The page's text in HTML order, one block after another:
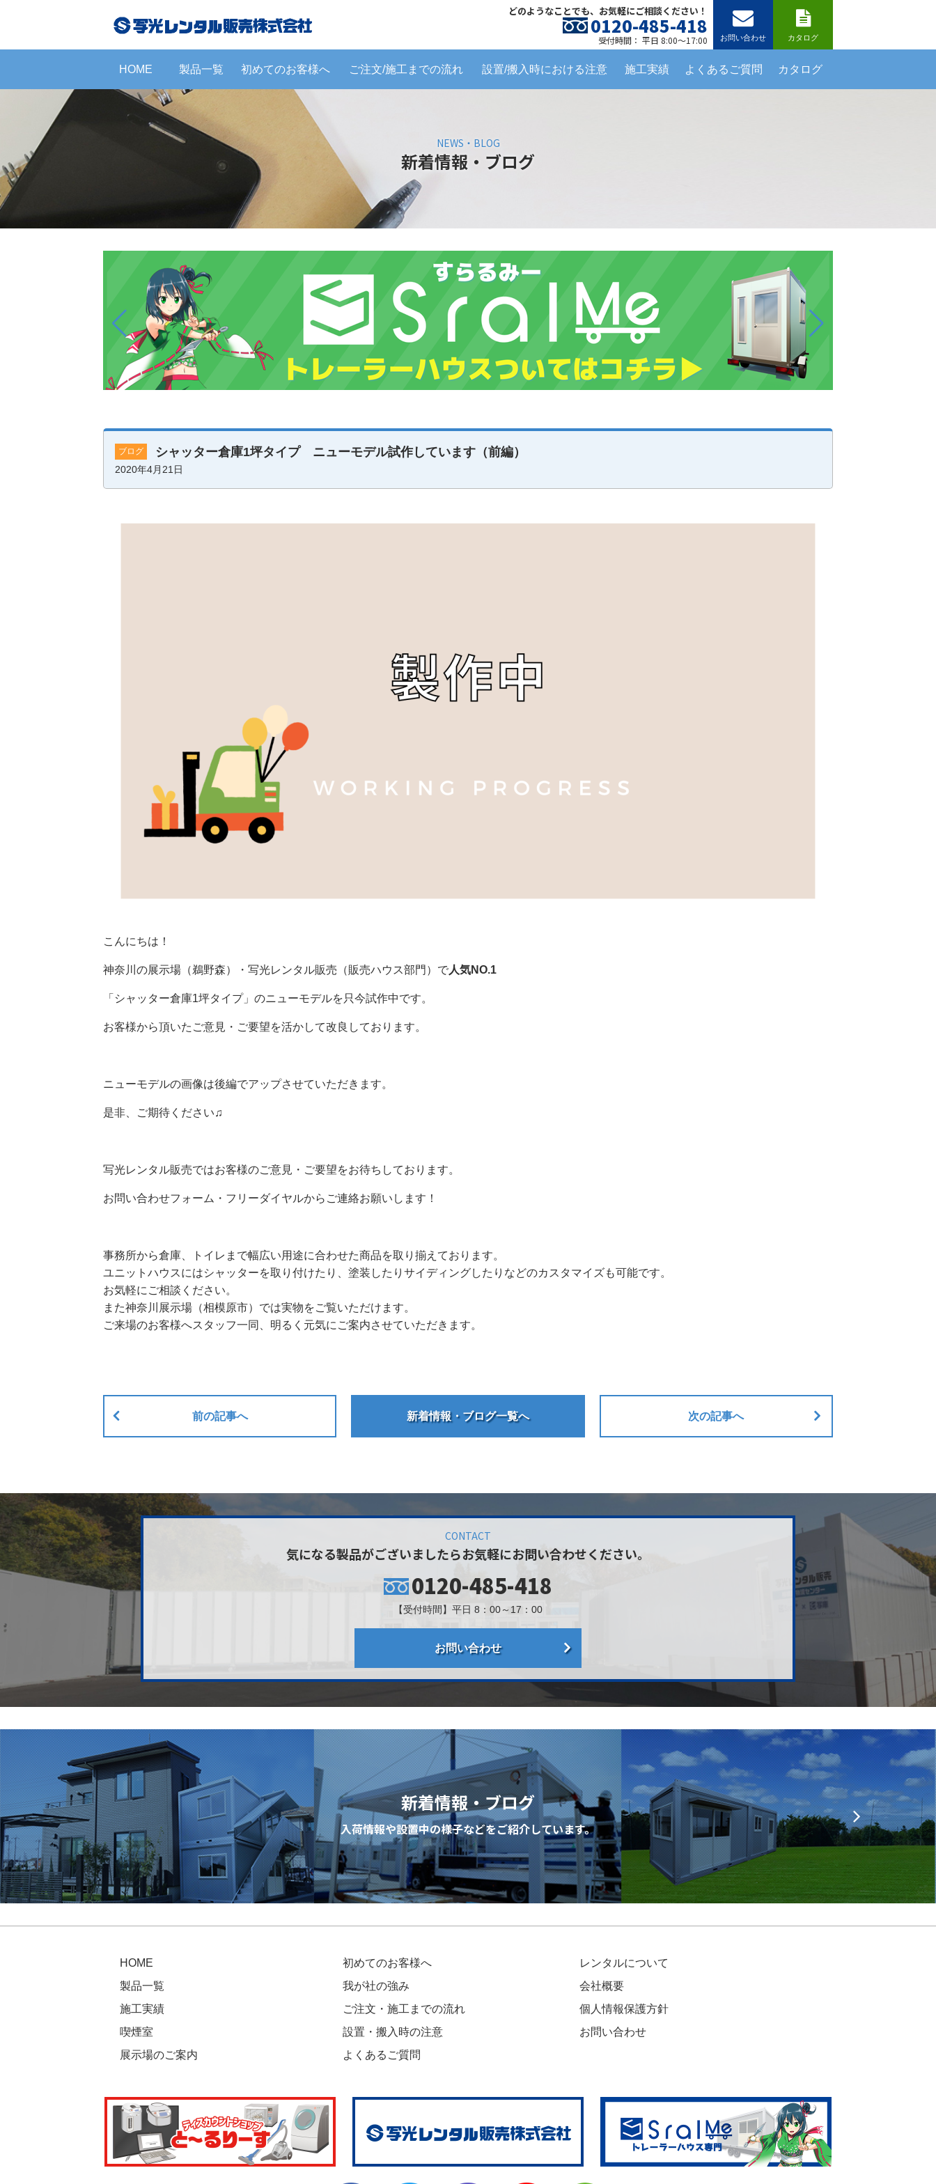
どのようなことでも、お気軽にご相談ください！
0120-485-418
受付時間： 平日 8:00～17:00 お問い合わせ カタログ
HOME 製品一覧 初めてのお客様へ ご注文/施工までの流れ 設置/搬入時における注意 施工実績 よくあるご質問 カタログ
NEWS・BLOG
新着情報・ブログ
ブログ シャッター倉庫1坪タイプ ニューモデル試作しています（前編）
2020年4月21日
こんにちは！
神奈川の展示場（鵜野森）・写光レンタル販売（販売ハウス部門）で人気NO.1
「 シャッター倉庫1坪タイプ」のニューモデルを只今試作中です。
お客様から頂いたご意見・ご要望を活かして改良しております。
ニューモデルの画像は後編でアップさせていただきます。
是非、ご期待ください♫
写光レンタル販売ではお客様のご意見・ご要望をお待ちしております。
お問い合わせフォーム・フリーダイヤルからご連絡お願いします！
事務所から倉庫、トイレまで幅広い用途に合わせた商品を取り揃えております。
ユニットハウスにはシャッターを取り付けたり、塗装したりサイディングしたりなどのカスタマイズも可能です。
お気軽にご相談ください。
また神奈川展示場（相模原市）では実物をご覧いただけます。
ご来場のお客様へスタッフ一同、明るく元気にご案内させていただきます。
前の記事へ 新着情報・ブログ一覧へ 次の記事へ
CONTACT
気になる製品がございましたらお気軽にお問い合わせください。
0120-485-418
【受付時間】平日 8：00～17：00
お問い合わせ
新着情報・ブログ
入荷情報や設置中の様子などをご紹介しています。
HOME
製品一覧
施工実績
喫煙室
展示場のご案内
初めてのお客様へ
我が社の強み
ご注文・施工までの流れ
設置・搬入時の注意
よくあるご質問
レンタルについて
会社概要
個人情報保護方針
お問い合わせ